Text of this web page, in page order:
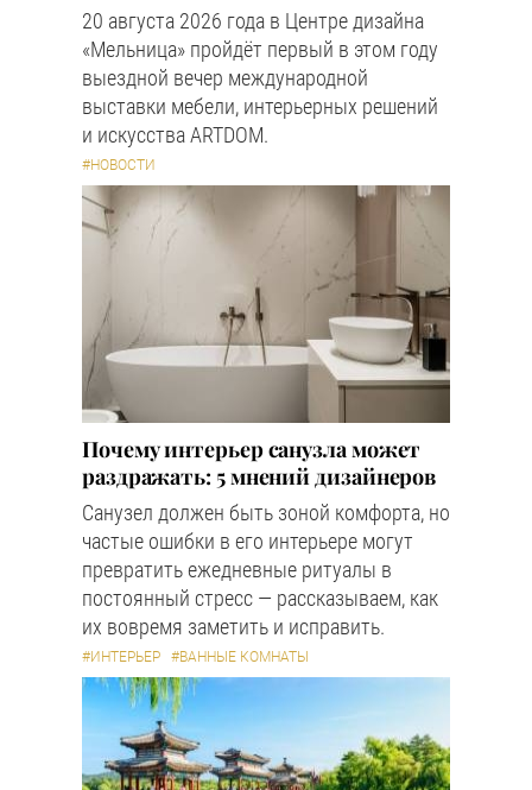
20 августа 2026 года в Центре дизайна
«Мельница» пройдёт первый в этом году
выездной вечер международной
выставки мебели, интерьерных решений
и искусства ARTDOM.
#НОВОСТИ
Почему интерьер санузла может
раздражать: 5 мнений дизайнеров
Санузел должен быть зоной комфорта, но
частые ошибки в его интерьере могут
превратить ежедневные ритуалы в
постоянный стресс — рассказываем, как
их вовремя заметить и исправить.
#ИНТЕРЬЕР #ВАННЫЕ КОМНАТЫ